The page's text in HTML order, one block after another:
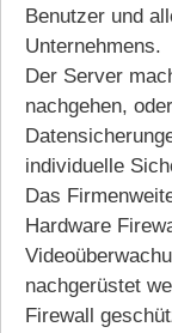
Benutzer und
Unternehmens.
Der Server
nachgehen,
individuelle
Das
Hardware
nachgerüstet
Firewall